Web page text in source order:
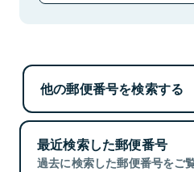
他の郵便番号を検索する
最近検索した郵便番号
過去に検索した郵便番号をご